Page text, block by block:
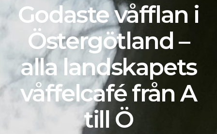
Godaste våfflan i
Östergötland –
alla landskapets
våffelcafé från A
till Ö